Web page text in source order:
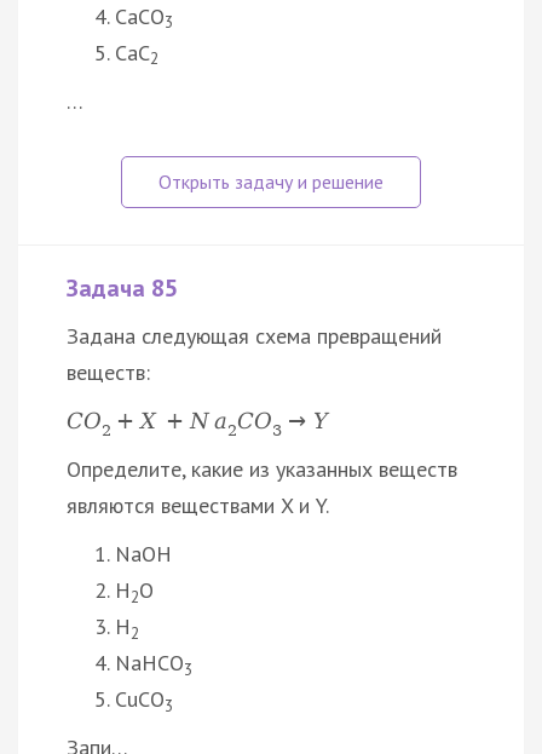
CaCO3
CaC2
…
Задача 85
Задана следующая схема превращений
веществ:
CO2 + X + N a2CO3 → Y
Определите, какие из указанных веществ
являются веществами X и Y.
NaOH
H2O
H2
NaHCO3
CuCO3
Запи…